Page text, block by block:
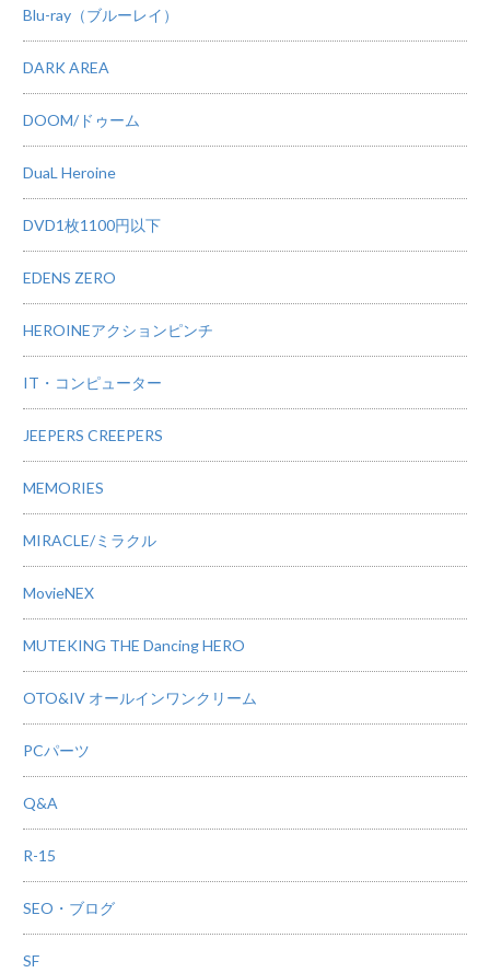
Blu-ray（ブルーレイ）
DARK AREA
DOOM/ドゥーム
DuaL Heroine
DVD1枚1100円以下
EDENS ZERO
HEROINEアクションピンチ
IT・コンピューター
JEEPERS CREEPERS
MEMORIES
MIRACLE/ミラクル
MovieNEX
MUTEKING THE Dancing HERO
OTO&IV オールインワンクリーム
PCパーツ
Q&A
R-15
SEO・ブログ
SF